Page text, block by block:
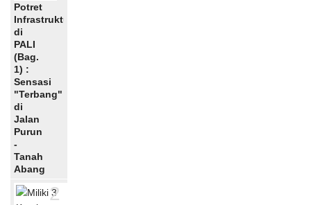
Potret
Infrastruktur
di
PALI
(Bag.
1) :
Sensasi
"Terbang"
di
Jalan
Purun
-
Tanah
Abang
2